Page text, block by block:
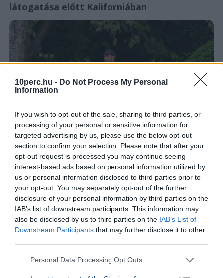
10perc.hu - Do Not Process My Personal
Information
If you wish to opt-out of the sale, sharing to third parties, or
processing of your personal or sensitive information for
targeted advertising by us, please use the below opt-out
section to confirm your selection. Please note that after your
opt-out request is processed you may continue seeing
interest-based ads based on personal information utilized by
us or personal information disclosed to third parties prior to
your opt-out. You may separately opt-out of the further
disclosure of your personal information by third parties on the
IAB’s list of downstream participants. This information may
also be disclosed by us to third parties on the IAB’s List of
Downstream Participants that may further disclose it to other
Personal Data Processing Opt Outs
látogatása előtt Kaliforniában
USA Donald Trump
A hatóságok fegyverrel és lőszerekkel tartóztattak le
egy férfit Donald Trump kaliforniai golfklubjánál az elnök
látogatása előtt.Bővebben...
KÜLFÖLD 2026. augusztus 4.
bárkából a La Manche-csatornán